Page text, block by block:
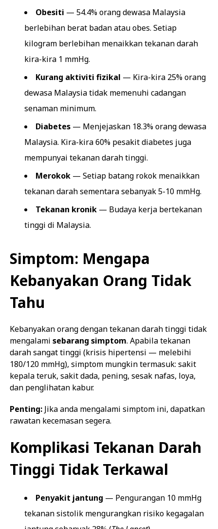
Obesiti — 54.4% orang dewasa Malaysia
berlebihan berat badan atau obes. Setiap
kilogram berlebihan menaikkan tekanan darah
kira-kira 1 mmHg.
Kurang aktiviti fizikal — Kira-kira 25% orang
dewasa Malaysia tidak memenuhi cadangan
senaman minimum.
Diabetes — Menjejaskan 18.3% orang dewasa
Malaysia. Kira-kira 60% pesakit diabetes juga
mempunyai tekanan darah tinggi.
Merokok — Setiap batang rokok menaikkan
tekanan darah sementara sebanyak 5-10 mmHg.
Tekanan kronik — Budaya kerja bertekanan
tinggi di Malaysia.
Simptom: Mengapa
Kebanyakan Orang Tidak
Tahu
Kebanyakan orang dengan tekanan darah tinggi tidak
mengalami sebarang simptom. Apabila tekanan
darah sangat tinggi (krisis hipertensi — melebihi
180/120 mmHg), simptom mungkin termasuk: sakit
kepala teruk, sakit dada, pening, sesak nafas, loya,
dan penglihatan kabur.
Penting: Jika anda mengalami simptom ini, dapatkan
rawatan kecemasan segera.
Komplikasi Tekanan Darah
Tinggi Tidak Terkawal
Penyakit jantung — Pengurangan 10 mmHg
tekanan sistolik mengurangkan risiko kegagalan